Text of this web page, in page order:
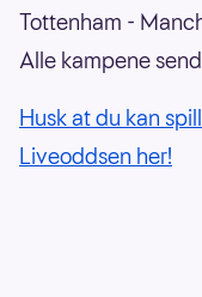
Tottenham -
Alle kampene
Husk at du kan
Liveoddsen her!